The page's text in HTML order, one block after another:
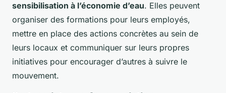
sensibilisation à l’économie d’eau. Elles peuvent
organiser des formations pour leurs employés,
mettre en place des actions concrètes au sein de
leurs locaux et communiquer sur leurs propres
initiatives pour encourager d’autres à suivre le
mouvement.